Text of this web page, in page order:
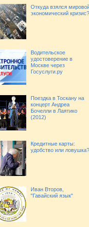
Откуда взялся
экономический кризис?
Водительское
удостоверение в
Москве через
Госуслуги.ру
Поездка в Тоскану на
концерт Андреа
Бочелли в Лаятико
(2012)
Кредитные карты:
удобство или ловушка?
Иван Второв,
"Гавайский язык"